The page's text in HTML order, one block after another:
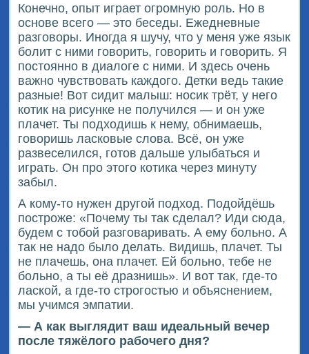
Конечно, опыт играет огромную роль. Но в
основе всего — это беседы. Ежедневные
разговоры. Иногда я шучу, что у меня уже язык
болит с ними говорить, говорить и говорить. Я
постоянно в диалоге с ними. И здесь очень
важно чувствовать каждого. Детки ведь такие
разные! Вот сидит малыш: носик трёт, у него
котик на рисунке не получился — и он уже
плачет. Ты подходишь к нему, обнимаешь,
говоришь ласковые слова. Всё, он уже
развеселился, готов дальше улыбаться и
играть. Он про этого котика через минуту
забыл.
А кому-то нужен другой подход. Подойдёшь
построже: «Почему ты так сделал? Иди сюда,
будем с тобой разговаривать. А ему больно. А
так не надо было делать. Видишь, плачет. Ты
не плачешь, она плачет. Ей больно, тебе не
больно, а ты её дразнишь». И вот так, где-то
лаской, а где-то строгостью и объяснением,
мы учимся эмпатии.
— А как выглядит ваш идеальный вечер
после тяжёлого рабочего дня?